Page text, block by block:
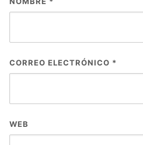
CORREO ELECTRÓNICO *
WEB